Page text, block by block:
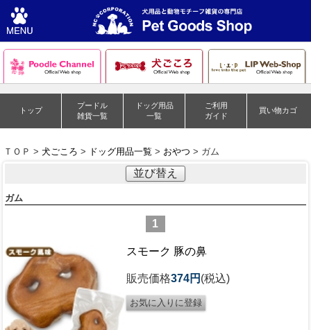
トップ
プードル
雑貨一覧
ドッグ用品
一覧
ご利用
ガイド
買い物カゴ
ＴＯＰ > 犬ごころ > ドッグ用品一覧 > おやつ > ガム
並び替え
ガム
1
スモーク 豚の鼻
販売価格374円 (税込)